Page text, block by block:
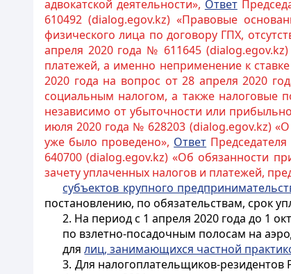
адвокатской деятельности», Ответ
610492 (dialog.egov.kz) «Правовые
физического лица по договору ГПХ,
апреля 2020 года № 611645
платежей, а именно неприменение к
2020 года на вопрос от 28 апреля 2020
социальным налогом, а также налоговые
независимо от убыточности или
июля 2020 года № 628203 (dialog.egov.kz)
уже было проведено», Ответ
640700 (dialog.egov.kz) «Об обязанности
зачету уплаченных налогов и платежей,
субъектов крупного
постановлению, по обязательствам, срок
2. На период с 1 апреля 2020 года до 1
по взлетно-посадочным полосам на
длялиц, занимающихся частной
3. Для налогоплательщиков-резидентов